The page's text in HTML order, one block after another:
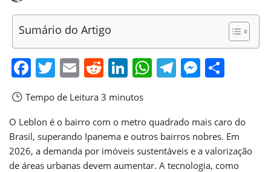
Sumário do Artigo
Facebook
Twitter
EmailReddit
LinkedIn
WhatsApp
Telegram
Tempo de Leitura 3 minutos
O Leblon é o bairro com o metro quadrado mais caro do
Brasil, superando Ipanema e outros bairros nobres. Em
2026, a demanda por imóveis sustentáveis e a valorização
de áreas urbanas devem aumentar. A tecnologia, como